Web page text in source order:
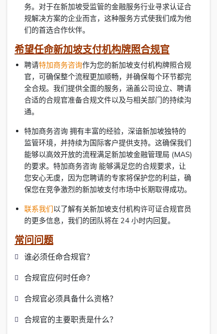
务。对于在新加坡受监管的金融服务行业寻求认证合
规解决方案的企业而言，这种服务方式使我们成为他
们的首选合作伙伴。
希望任命新加坡支付机构牌照合规官
聘请特加商务咨询作为您的新加坡支付机构牌照合规
官，可确保整个流程更加顺畅，并确保每个环节都完
全合规。我们提供全面的服务，涵盖公司设立、聘请
合适的合规官准备合规文件以及与相关部门的持续沟
通。
特加商务咨询 拥有丰富的经验，深谙新加坡独特的
监管环境，并持续为国际客户提供支持。这确保我们
能够以高效开放的流程满足新加坡金融管理局 (MAS)
的要求。特加商务咨询 能够满足您的合规要求，让
您安心无虞，因为您聘请的专家将保护您的利益，确
保您在竞争激烈的新加坡支付市场中长期取得成功。
联系我们以了解有关新加坡支付机构许可证合规官员
的更多信息，我们的团队将在 24 小时内回复。
常问问题
谁必须任命合规官？
合规官应何时任命？
合规官必须具备什么资格？
合规官的主要职责是什么？